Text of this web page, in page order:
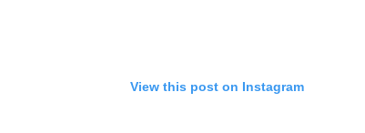
View this post on Instagram